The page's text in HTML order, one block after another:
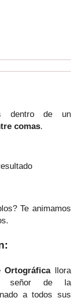
dentro de un
comas.
Te animamos
Ortográficallora
señor de la
a todos sus